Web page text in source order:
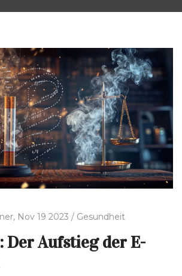
Nov 19 2023 / Gesundheit
Aufstieg der E-